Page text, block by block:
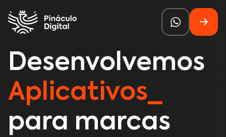
Desenvolvemos
Aplicativos
para marcas